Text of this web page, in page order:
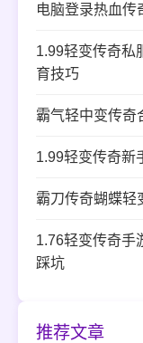
电脑登录热血传
1.99轻变传奇私
育技巧
霸气轻中变传奇
1.99轻变传奇新
霸刀传奇蝴蝶轻
1.76轻变传奇手
踩坑
推荐文章